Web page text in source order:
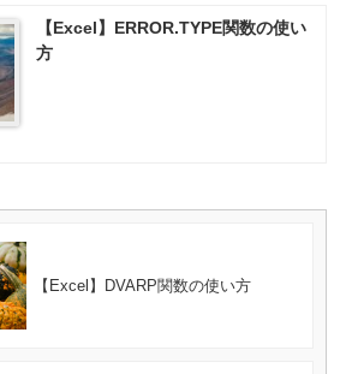
【Excel】ERROR.TYPE関数の使い
方
【Excel】DVARP関数の使い方